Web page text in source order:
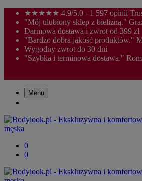
★★★★★ 4.9/5.0 - 1 597 opinii
"Mój ulubiony sklep z bielizną."
Darmowa dostawa i zwrot od 399 zł
"Bardzo dobra jakość produktów."
Wygodny zwrot do 30 dni
"Szybka i terminowa dostawa."
Menu
0
0